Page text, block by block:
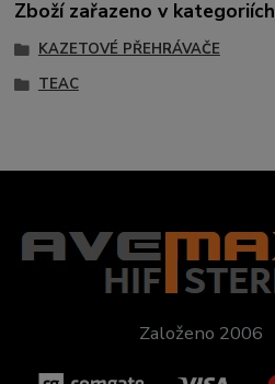
Zboží zařazeno v kategoriích
KAZETOVÉ PŘEHRÁVAČE
TEAC
Založeno 2006